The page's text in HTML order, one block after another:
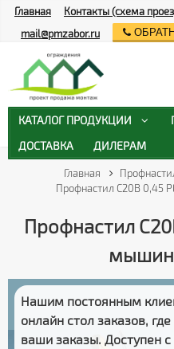
Главная
Профнастил С20В 0,45
Профнастил
Нашим постоянным
онлайн стол заказов,
ваши заказы. Доступен
Главная
Контакты (схема
mail@pmzabor.ru
КАТАЛОГ ПРОДУКЦИИ
ДОСТАВКА
ДИЛЕРАМ